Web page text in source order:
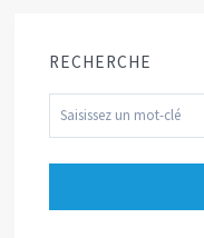
RECHERCHE